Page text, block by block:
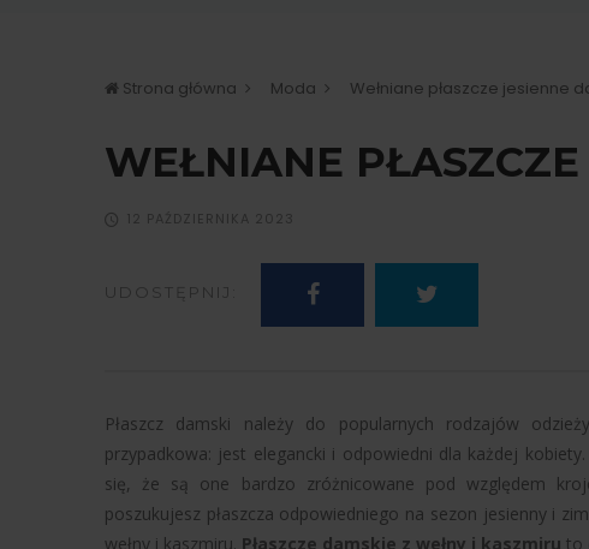
Strona główna Moda Wełniane płaszcze jesienne
WEŁNIANE
12 PAŹDZIERNIKA 2023
UDOSTĘPNIJ:
Płaszcz damski należy do popularnych rodzajów
przypadkowa: jest elegancki i odpowiedni dla każdej
się, że są one bardzo zróżnicowane pod względem
poszukujesz płaszcza odpowiedniego na sezon jesienny i
wełny i kaszmiru. Płaszcze damskie z wełny i kaszmiru to